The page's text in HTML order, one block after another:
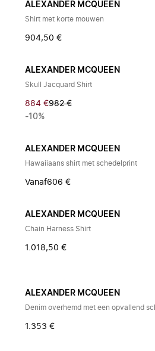
ALEXANDER MCQUEEN
Shirt met korte mouwen
904,50 €
ALEXANDER MCQUEEN
Skull Jacquard Shirt
884 €982 €
-10%
ALEXANDER MCQUEEN
Hawaiiaans shirt met schedelprint
Vanaf606 €
ALEXANDER MCQUEEN
Chain Harness Shirt
1.018,50 €
ALEXANDER MCQUEEN
Denim overhemd met een opvallend
1.353 €